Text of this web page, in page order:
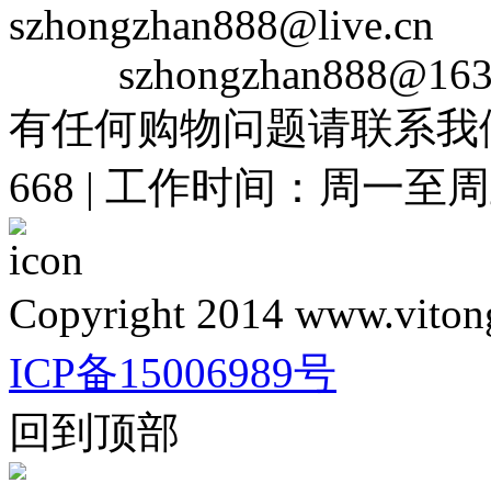
szhongzhan888@live.cn
有任何购物问题请联系
668 | 工作时间：周一至
Copyright 2014
ICP备15006989号
回到顶部